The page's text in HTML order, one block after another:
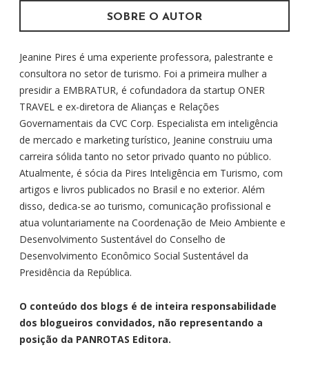
SOBRE O AUTOR
Jeanine Pires é uma experiente professora, palestrante e
consultora no setor de turismo. Foi a primeira mulher a
presidir a EMBRATUR, é cofundadora da startup ONER
TRAVEL e ex-diretora de Alianças e Relações
Governamentais da CVC Corp. Especialista em inteligência
de mercado e marketing turístico, Jeanine construiu uma
carreira sólida tanto no setor privado quanto no público.
Atualmente, é sócia da Pires Inteligência em Turismo, com
artigos e livros publicados no Brasil e no exterior. Além
disso, dedica-se ao turismo, comunicação profissional e
atua voluntariamente na Coordenação de Meio Ambiente e
Desenvolvimento Sustentável do Conselho de
Desenvolvimento Econômico Social Sustentável da
Presidência da República.
O conteúdo dos blogs é de inteira responsabilidade
dos blogueiros convidados, não representando a
posição da PANROTAS Editora.